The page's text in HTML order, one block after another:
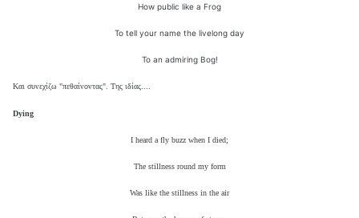
How public like a Frog
To tell your name the livelong day
To an admiring Bog!
Και συνεχίζω "πεθαίνοντας". Της ιδίας....
Dying
I heard a fly buzz when I died;
The stillness round my form
Was like the stillness in the air